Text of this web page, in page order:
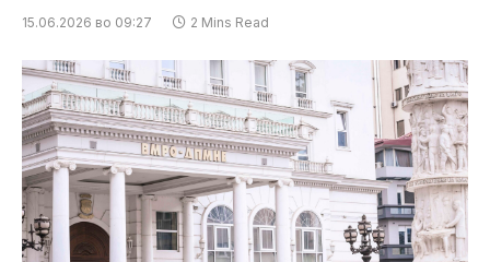
15.06.2026 во 09:27 2 Mins Read